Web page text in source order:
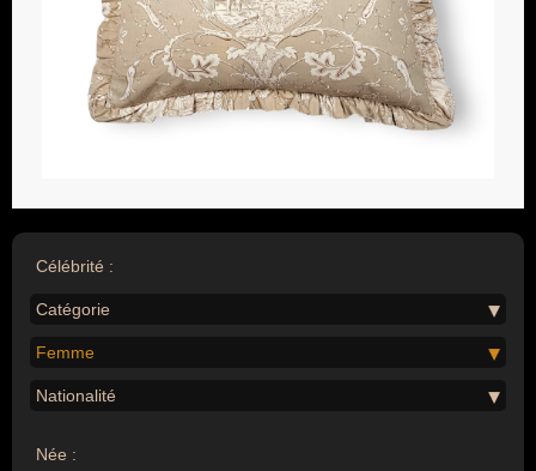
Célébrité :
Catégorie
Femme
Nationalité
Née :